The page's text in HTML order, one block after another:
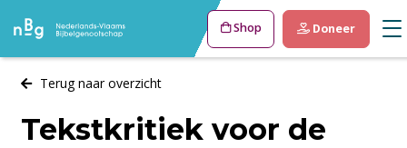
Shop Doneer
Terug naar overzicht
Tekstkritiek voor de